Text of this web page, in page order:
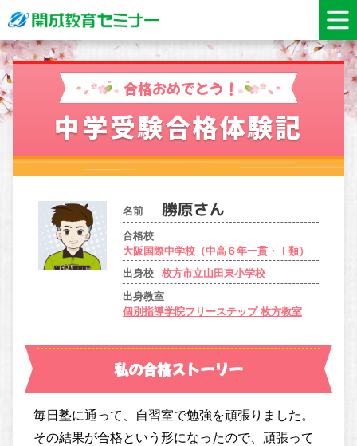
合格おめでとう！
中学受験合格体験記
名前
合格校
大阪国際中学校（中高６年一貫・Ⅰ類）
出身校
枚方市立山田東小学校
出身教室
個別指導学院フリーステップ 枚方教室
私の合格ストーリー
毎日塾に通って、自習室で勉強を頑張りました。
その結果が合格という形になったので、頑張って